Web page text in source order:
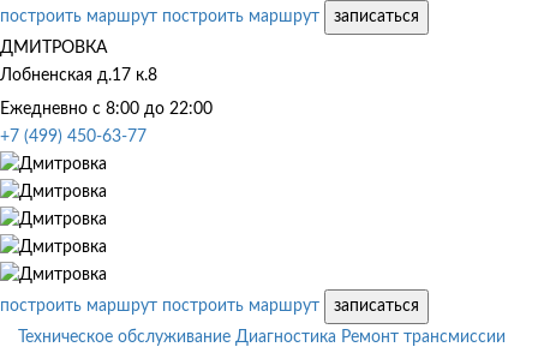
построить маршрут построить маршрут
записаться
ДМИТРОВКА
Лобненская д.17 к.8
Ежедневно с 8:00 до 22:00
+7 (499) 450-63-77
построить маршрут построить маршрут
записаться
Техническое обслуживание Диагностика Ремонт трансмиссии